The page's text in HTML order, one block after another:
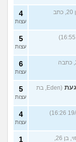
(אודי, בן 20, כתב
4
עצות
5
עצות
(היוש, בת 29, כתבה
6
עצות
(Eden, בת
5
עצות
4
עצות
(חסוי, בן 26,
1